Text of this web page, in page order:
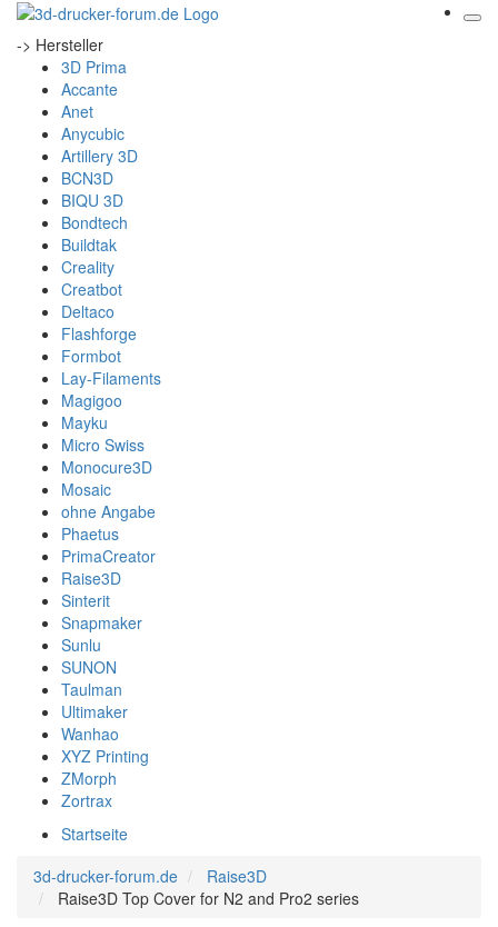
-> Hersteller
3D Prima
Accante
Anet
Anycubic
Artillery 3D
BCN3D
BIQU 3D
Bondtech
Buildtak
Creality
Creatbot
Deltaco
Flashforge
Formbot
Lay-Filaments
Magigoo
Mayku
Micro Swiss
Monocure3D
Mosaic
ohne Angabe
Phaetus
PrimaCreator
Raise3D
Sinterit
Snapmaker
Sunlu
SUNON
Taulman
Ultimaker
Wanhao
XYZ Printing
ZMorph
Zortrax
Startseite
3d-drucker-forum.de
Raise3D
Raise3D Top Cover for N2 and Pro2 series